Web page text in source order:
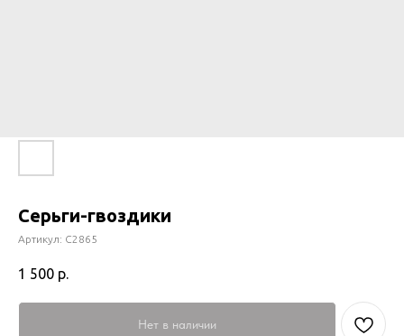
Серьги-гвоздики
Артикул: С2865
1 500 р.
Нет в наличии